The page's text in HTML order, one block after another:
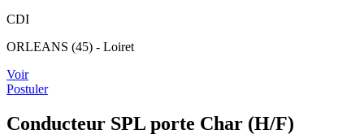
CDI
ORLEANS (45) - Loiret
Voir
Postuler
Conducteur SPL porte Char (H/F)